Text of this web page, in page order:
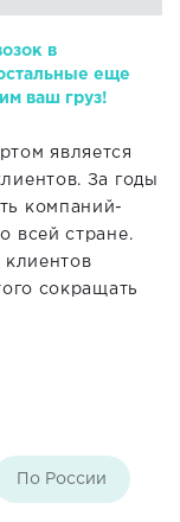
в
еще
ваш груз!
является
За годы
компаний-
всей стране.
клиентов
сокращать
По России